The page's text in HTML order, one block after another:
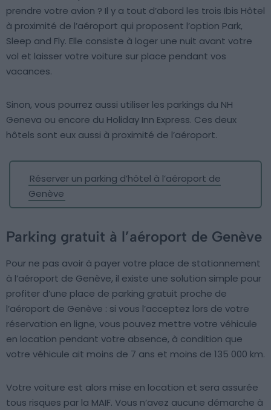
prendre votre avion ? Il y a tout d’abord les trois Ibis Hôtel
à proximité de l’aéroport qui proposent l’option Park,
Sleep and Fly. Elle consiste à loger une nuit avant votre
vol et laisser votre voiture sur place pendant vos
vacances.
Sinon, vous pourrez aussi utiliser les parkings du NH
Geneva ou encore du Holiday Inn Express. Ces deux
hôtels sont eux aussi à proximité de l’aéroport.
Réserver un parking d’hôtel à l’aéroport de
Genève
Parking gratuit à l’aéroport de Genève
Pour ne pas avoir à payer votre place de stationnement
à l’aéroport de Genève, il existe une solution simple pour
profiter d’une place de parking gratuit proche de
l’aéroport de Genève : si vous l’acceptez lors de votre
réservation en ligne, vous pouvez mettre votre véhicule
en location pendant votre absence, à condition que
votre véhicule ait moins de 7 ans et moins de 135 000 km.
Votre voiture est alors mise en location et sera assurée
tous risques par la MAIF. Vous n’avez aucune démarche à